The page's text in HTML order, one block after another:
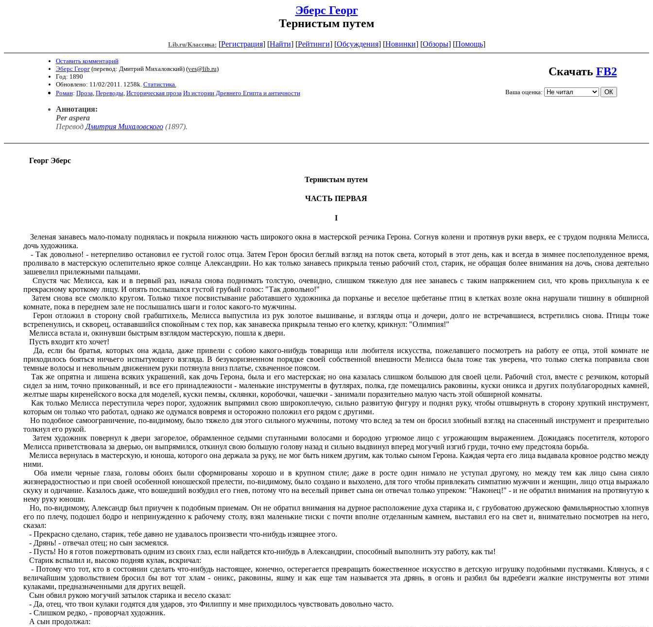
Эберс Георг
Тернистым путем
Lib.ru/Классика: [Регистрация] [Найти] [Рейтинги] [Обсуждения] [Новинки] [Обзоры] [Помощь]
Оставить комментарий
Эберс Георг(перевод: Дмитрий Михаловский) (yes@lib.ru)
Год: 1890
Обновлено: 11/02/2011. 1258k. Статистика.
Роман: Проза Переводы, Историческая проза Из истории Древнего Египта и античности
Скачать FB2
Ваша оценка:
Аннотация:
Per aspera
Перевод Дмитрия Михаловского(1897).
Георг Эберс
Тернистым путем
ЧАСТЬ ПЕРВАЯ
I
Зеленая занавесь мало-помалу поднялась и покрыла нижнюю часть широкого окна в мастерской резчика Герона. Согнув колени и протянув руки вверх, ее с трудом подняла Мелисса,
дочь художника.
- Так довольно! - нетерпеливо остановил ее густой голос отца. Затем Герон бросил беглый взгляд на поток света, который в этот день, как и всегда в зимнее послеполуденное время,
проливало в мастерскую ослепительно яркое солнце Александрии. Но как только занавесь прикрыла тенью рабочий стол, старик, не обращая более внимания на дочь, снова деятельно
зашевелил прилежными пальцами.
Спустя час Мелисса, как и в первый раз, начала снова поднимать толстую, очевидно, слишком тяжелую для нее занавесь с таким напряжением сил, что кровь прихлынула к ее
прекрасному кроткому лицу. И опять послышался густой грубый голос: "Так довольно!"
Затем снова все смолкло кругом. Только тихое посвистывание работавшего художника да порханье и веселое щебетанье птиц в клетках возле окна нарушали тишину в обширной
комнате, пока в переднем зале не послышались шаги и голос какого-то мужчины.
Герон отложил в сторону свой грабштихель, Мелисса выпустила из рук золотое вышиванье, и взгляды отца и дочери, долго не встречавшиеся, встретились снова. Птицы тоже
встрепенулись, и скворец, остававшийся спокойным с тех пор, как занавеска прикрыла тенью его клетку, крикнул: "Олимпия!"
Мелисса встала и, окинувши быстрым взглядом мастерскую, пошла к двери.
Пусть входит кто хочет!
Да, если бы братья, которых она ждала, даже привели с собою какого-нибудь товарища или любителя искусства, пожелавшего посмотреть на работу ее отца, этой комнате не
приходилось бояться ничьего испытующего взгляда. В безукоризненном порядке своей собственной внешности Мелисса была тоже так уверена, что только слегка поправила свои
темные волосы и невольным движением руки потянула вниз платье, схваченное поясом.
Так же опрятна и лишена всяких украшений, как дочь Герона, была и его мастерская; но она казалась слишком большою для своей цели. Рабочий стол, вместе с резчиком, который
сидел за ним, точно прикованный, и все его принадлежности - маленькие инструменты в футлярах, полка, где помещались раковины, куски оникса и других полублагородных камней,
желтые шары киренейского воска для моделей, куски пемзы, склянки, коробочки, чашечки - занимали поразительно малую часть этой обширной комнаты.
Как только Мелисса переступила через порог, художник выпрямил свою широкоплечую, сильно развитую фигуру и поднял руку, чтобы отшвырнуть в сторону хрупкий инструмент,
которым он только что работал, однако же одумался вовремя и осторожно положил его рядом с другими.
Но подобное самоограничение, по-видимому, было тяжело для этого сильного мужчины, потому что вслед за тем он бросил злобный взгляд на спасенный инструмент и презрительно
толкнул его рукой.
Затем художник повернул к двери загорелое, обрамленное седыми спутанными волосами и бородою угрюмое лицо с угрожающим выражением. Дожидаясь посетителя, которого
Мелисса приветствовала за дверью, он выпрямился, откинул свою большую голову назад и сильно выдвинул вперед могучий изгиб груди, точно ему предстояла борьба.
Мелисса вернулась в мастерскую, и юноша, которого она держала за руку, не мог быть никем другим, как только сыном Герона. Каждая черта его лица выдавала кровное родство между
ними.
Оба имели черные глаза, головы обоих были сформированы хорошо и в крупном стиле; даже в росте один нимало не уступал другому, но между тем как лицо сына сияло
жизнерадостностью и при своей особенной юношеской прелести, по-видимому, было создано и выхолено, для того чтобы привлекать симпатию мужчин и женщин, лицо отца выражало
скуку и одичание. Казалось даже, что вошедший возбудил его гнев, потому что на веселый привет сына он отвечал только упреком: "Наконец!" - и не обратил внимания на протянутую к
нему руку юноши.
Но, по-видимому, Александр был приучен к подобным приемам. Он не обратил внимания на дурное расположение духа старика и, с грубоватою дружескою фамильярностью хлопнув
его по плечу, подошел бодро и непринужденно к рабочему столу, взял маленькие тиски с почти вполне отделанным камнем, выставил его на свет и, внимательно посмотрев на него,
сказал:
- Прекрасно сделано, старик, тебе давно не удавалось произвести что-нибудь изящнее этого.
- Дрянь! - отвечал отец; но сын засмеялся.
- Пусть! Но я готов пожертвовать одним из своих глаз, если найдется кто-нибудь в Александрии, способный выполнить эту работу, как ты!
Старик вспылил и, высоко подняв кулак, вскричал:
- Потому что тот, кто в состоянии сделать что-нибудь настоящее, конечно, остерегается превращать божественное искусство в детскую игрушку подобными пустяками. Клянусь, я с
величайшим удовольствием бросил бы вот тот хлам - оникс, раковины, яшму и как еще там называется эта дрянь, в огонь и разбил бы вдребезги жалкие инструменты вот этими
кулаками, предназначенными для других вещей.
Сын обвил рукою могучий затылок старика и весело сказал:
- Да, отец, что твои кулаки годятся для ударов, это Филиппу и мне приходилось чувствовать довольно часто.
- Слишком редко, - проворчал художник.
А сын продолжал: